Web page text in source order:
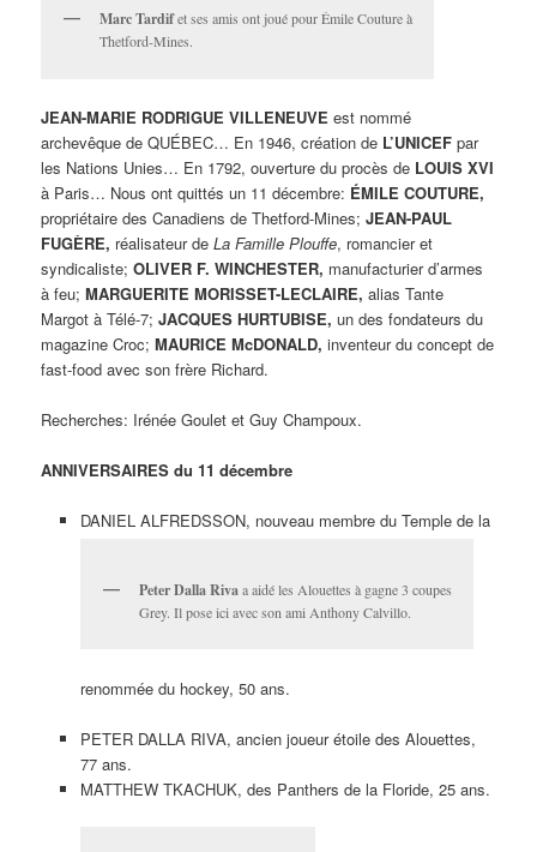
Marc Tardifet ses amis ont joué pour Émile Couture à
Thetford-Mines.
JEAN-MARIE RODRIGUE VILLENEUVE est nommé
archevêque de QUÉBEC… En 1946, création de L’UNICEF par
les Nations Unies… En 1792, ouverture du procès de LOUIS XVI
à Paris… Nous ont quittés un 11 décembre: ÉMILE COUTURE,
propriétaire des Canadiens de Thetford-Mines;JEAN-PAUL
FUGÈRE, réalisateur deLa Famille Plouffe, romancier et
syndicaliste;OLIVER F. WINCHESTER, manufacturier d’armes
à feu;MARGUERITE MORISSET-LECLAIRE, alias Tante
Margot à Télé-7;JACQUES HURTUBISE, un des fondateurs du
magazine Croc;MAURICE McDONALD, inventeur du concept de
fast-food avec son frère Richard.
Recherches: Irénée Goulet et Guy Champoux.
ANNIVERSAIRES du 11 décembre
DANIEL ALFREDSSON, nouveau membre du Temple de la
Peter Dalla Rivaa aidé les Alouettes à gagne 3 coupes
Grey. Il pose ici avec son ami Anthony Calvillo.
renommée du hockey, 50 ans.
PETER DALLA RIVA, ancien joueur étoile des Alouettes,
77 ans.
MATTHEW TKACHUK, des Panthers de la Floride, 25 ans.